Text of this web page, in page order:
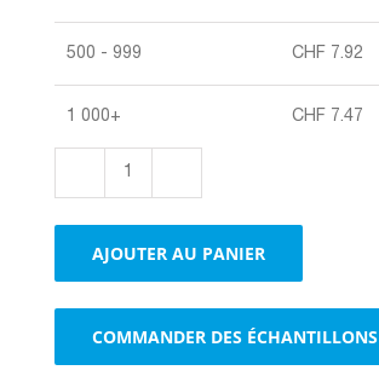
500 - 999 CHF 7.92
1 000+ CHF 7.47
pliante
E-
Commerce
avec
AJOUTER AU PANIER
COMMANDER DES ÉCHANTILLONS